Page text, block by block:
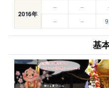
2016年
– –
–
–
基